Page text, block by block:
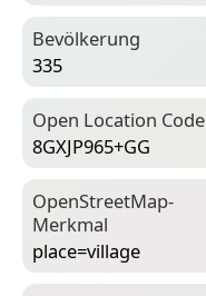
Bevölkerung
335
Open Location Code
8GXJP965+GG
Open­Street­Map-
Merkmal
place=­village